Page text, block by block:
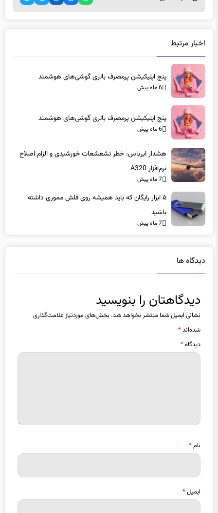
اخبار مرتبط
پنج اپلیکیشن پرمصرف باتری گوشی‌های هوشمند
6 ماه پیش
پنج اپلیکیشن پرمصرف باتری گوشی‌های هوشمند
6 ماه پیش
هشدار ایرباس: خطر تشعشعات خورشیدی و الزام اصلاح
نرم‌افزار A320
7 ماه پیش
۵ ابزار رایگان که باید همیشه روی فلش مموری داشته
باشید
7 ماه پیش
دیدگاه ها
دیدگاهتان را بنویسید
نشانی ایمیل شما منتشر نخواهد شد. بخش‌های موردنیاز علامت‌گذاری
شده‌اند*
دیدگاه*
نام*
ایمیل*